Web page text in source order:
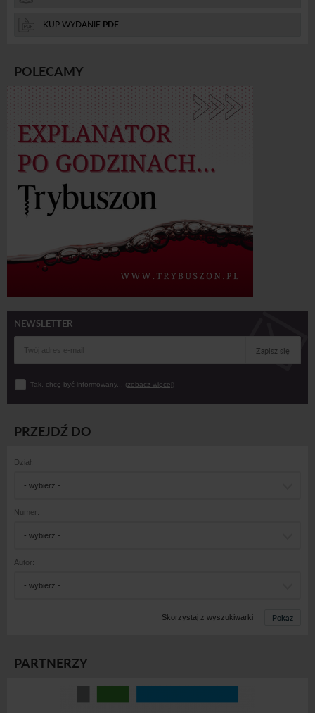
KUP WYDANIE PDF
POLECAMY
NEWSLETTER
Zapisz się
Tak, chcę być informowany... (zobacz więcej)
PRZEJDŹ DO
Dział:
- wybierz -
Numer:
- wybierz -
Autor:
- wybierz -
Skorzystaj z wyszukiwarki Pokaż
PARTNERZY